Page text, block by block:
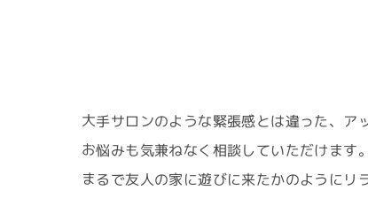
大手サロンのような緊張感とは違った、ア
お悩みも気兼ねなく相談していただけます
まるで友人の家に遊びに来たかのようにリ